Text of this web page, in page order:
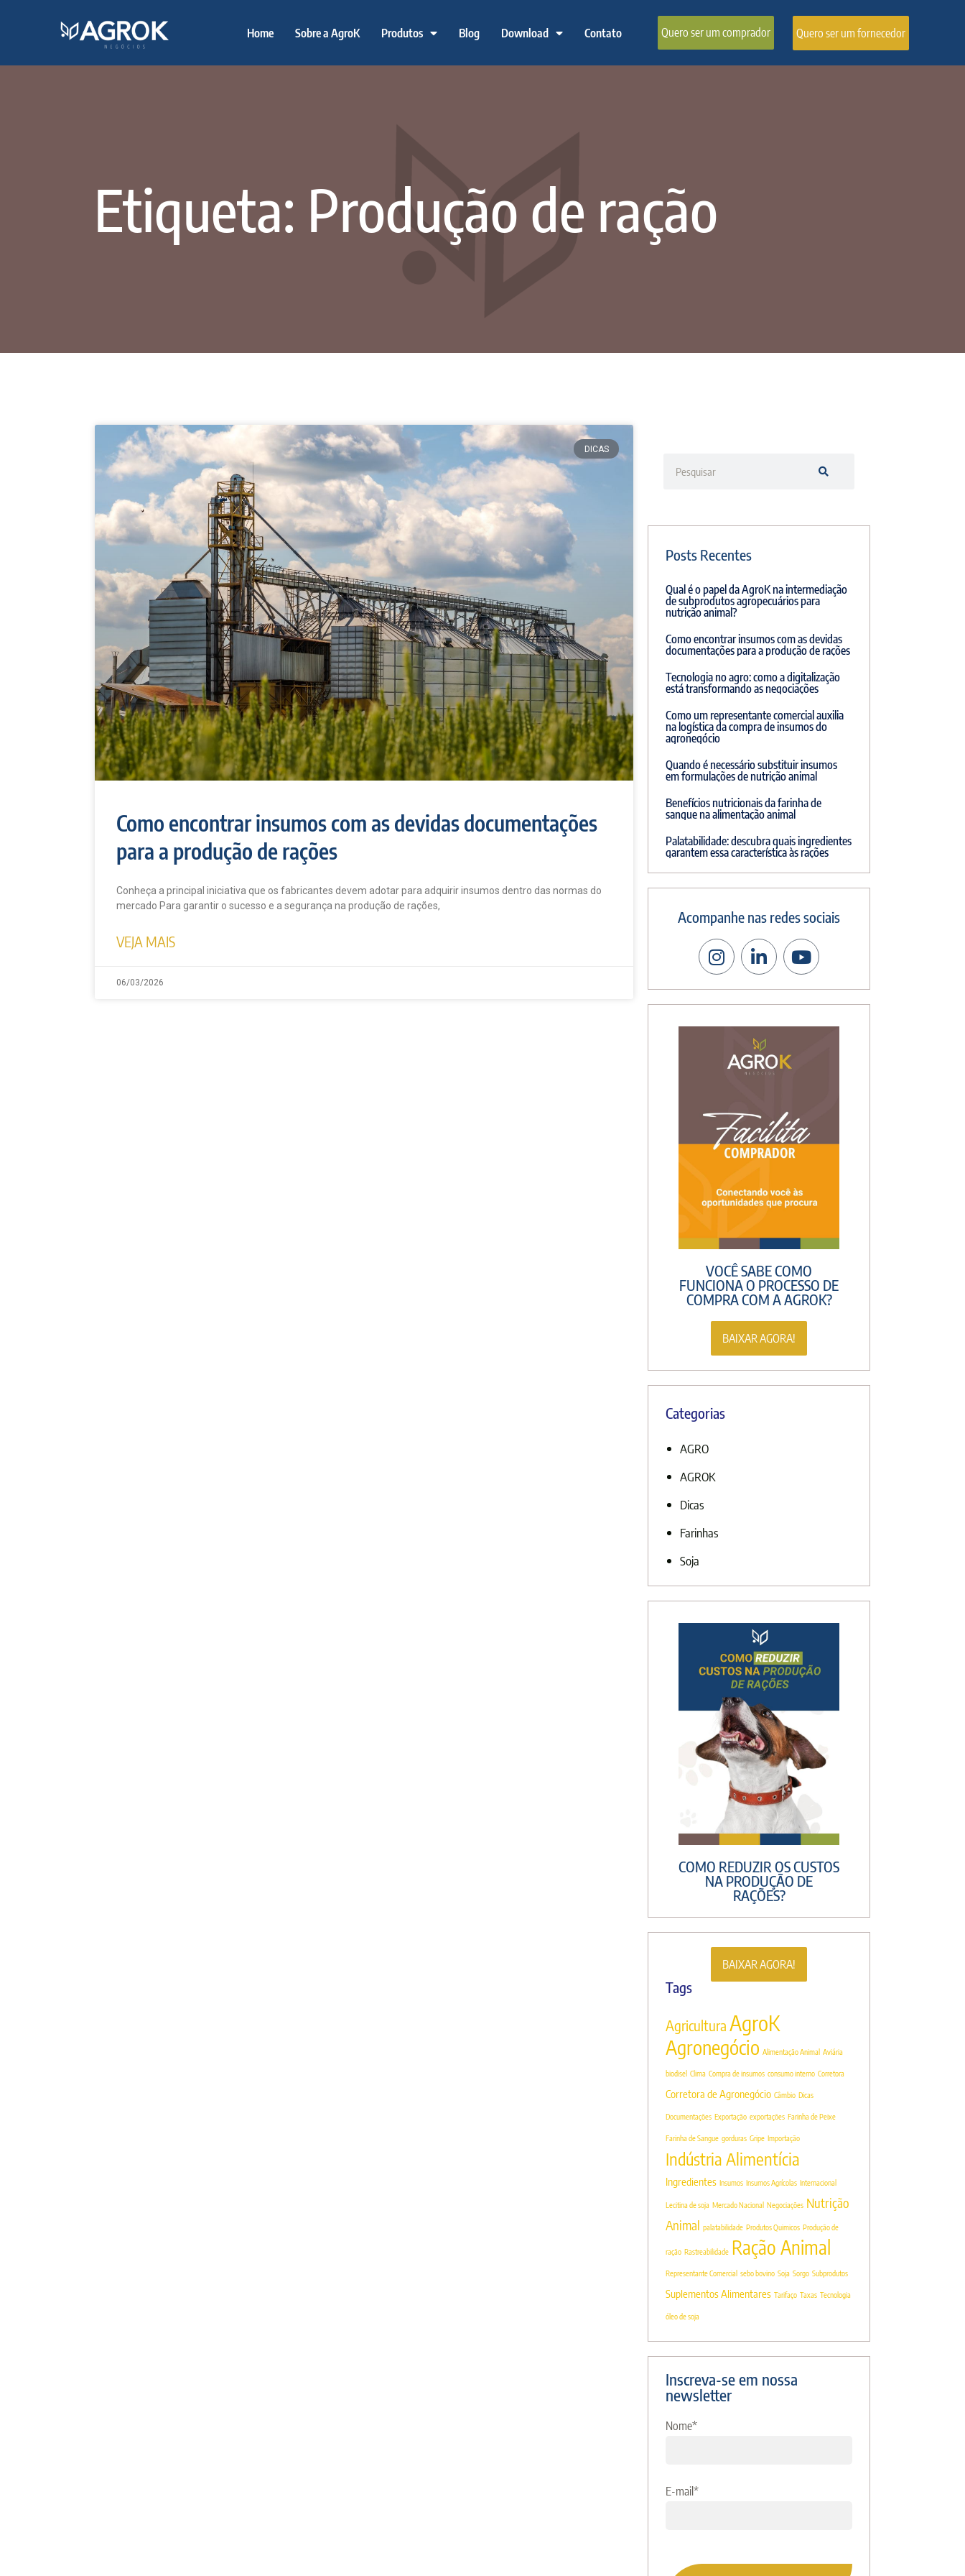
Home Sobre a AgroK Produtos Blog Download Contato Quero ser um comprador Quero ser um fornecedor
Etiqueta: Produção de ração
DICAS
Como encontrar insumos com as devidas documentações
para a produção de rações
Conheça a principal iniciativa que os fabricantes devem adotar para adquirir insumos dentro das normas do
mercado Para garantir o sucesso e a segurança na produção de rações,
VEJA MAIS
06/03/2026
Posts Recentes
Qual é o papel da AgroK na intermediação
de subprodutos agropecuários para
nutrição animal?
Como encontrar insumos com as devidas
documentações para a produção de rações
Tecnologia no agro: como a digitalização
está transformando as negociações
Como um representante comercial auxilia
na logística da compra de insumos do
agronegócio
Quando é necessário substituir insumos
em formulações de nutrição animal
Benefícios nutricionais da farinha de
sangue na alimentação animal
Palatabilidade: descubra quais ingredientes
garantem essa característica às rações
Acompanhe nas redes sociais
VOCÊ SABE COMO
FUNCIONA O PROCESSO DE
COMPRA COM A AGROK?
BAIXAR AGORA!
Categorias
AGRO
AGROK
Dicas
Farinhas
Soja
COMO REDUZIR OS CUSTOS
NA PRODUÇÃO DE
RAÇÕES?
BAIXAR AGORA!
Tags
Agricultura AgroK
Agronegócio Alimentação Animal Aviária
biodisel Clima Compra de insumos consumo interno Corretora
Corretora de Agronegócio Câmbio Dicas
Documentações Exportação exportações Farinha de Peixe
Farinha de Sangue gorduras Gripe Importação
Indústria Alimentícia
Ingredientes Insumos Insumos Agrícolas Internacional
Lecitina de soja Mercado Nacional Negociações Nutrição
Animal palatabilidade Produtos Quimicos Produção de
ração Rastreabilidade Ração Animal
Representante Comercial sebo bovino Soja Sorgo Subprodutos
Suplementos Alimentares Tarifaço Taxas Tecnologia
óleo de soja
Inscreva-se em nossa
newsletter
Nome*
E-mail*